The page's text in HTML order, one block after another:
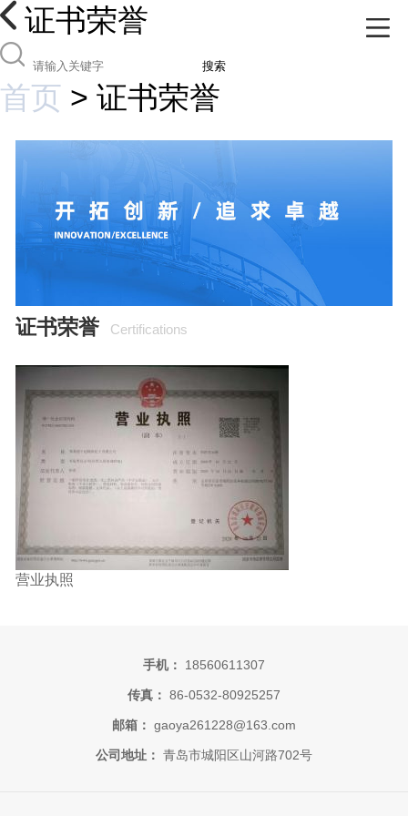
证书荣誉
搜索
首页 > 证书荣誉
证书荣誉 Certifications
营业执照
手机： 18560611307
传真： 86-0532-80925257
邮箱： gaoya261228@163.com
公司地址： 青岛市城阳区山河路702号